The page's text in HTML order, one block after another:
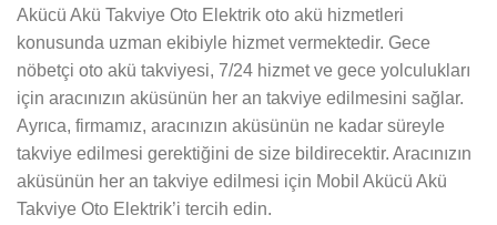
Akücü Akü Takviye Oto Elektrik oto akü hizmetleri
konusunda uzman ekibiyle hizmet vermektedir. Gece
nöbetçi oto akü takviyesi, 7/24 hizmet ve gece yolculukları
için aracınızın aküsünün her an takviye edilmesini sağlar.
Ayrıca, firmamız, aracınızın aküsünün ne kadar süreyle
takviye edilmesi gerektiğini de size bildirecektir. Aracınızın
aküsünün her an takviye edilmesi için Mobil Akücü Akü
Takviye Oto Elektrik’i tercih edin.